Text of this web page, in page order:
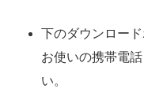
下のダウンロー
お使いの携帯電
い。